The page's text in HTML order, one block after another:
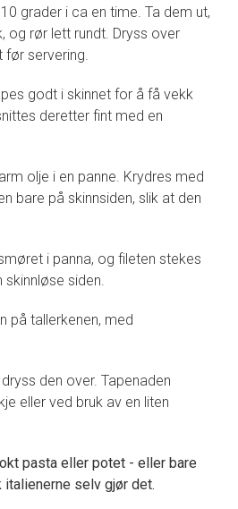
grader i ca en time. Ta dem ut,
og rør lett rundt. Dryss over
før servering.
godt i skinnet for å få vekk
deretter fint med en
olje i en panne. Krydres med
bare på skinnsiden, slik at den
i panna, og fileten stekes
siden.
på tallerkenen, med
den over. Tapenaden
eller ved bruk av en liten
pasta eller potet - eller bare
selv gjør det.